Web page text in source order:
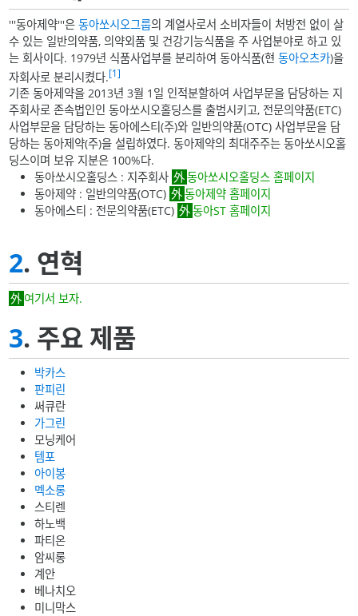
'''동아제약'''은동아쏘시오그룹의 계열사로서 소비자들이 처방전 없이 살
수 있는 일반의약품, 의약외품 및 건강기능식품을 주 사업분야로 하고 있
는 회사이다. 1979년 식품사업부를 분리하여 동아식품(현동아오츠카)을
자회사로 분리시켰다.[1]
기존 동아제약을 2013년 3월 1일 인적분할하여 사업부문을 담당하는 지
주회사로 존속법인인 동아쏘시오홀딩스를 출범시키고, 전문의약품(ETC)
사업부문을 담당하는 동아에스티(주)와 일반의약품(OTC) 사업부문을 담
당하는 동아제약(주)을 설립하였다. 동아제약의 최대주주는 동아쏘시오홀
딩스이며 보유 지분은 100%다.
동아쏘시오홀딩스 : 지주회사
동아쏘시오홀딩스 홈페이지
동아제약 : 일반의약품(OTC)
동아제약 홈페이지
동아에스티 : 전문의약품(ETC)
동아ST 홈페이지
2. 연혁
여기서 보자.
3. 주요 제품
박카스
판피린
써큐란
가그린
모닝케어
템포
아이봉
멕소롱
스티렌
하노백
파티온
암씨롱
계안
베나치오
미니막스